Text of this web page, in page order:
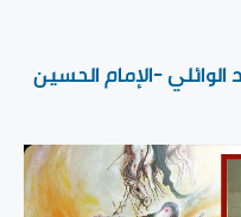
-الإمام الحسين